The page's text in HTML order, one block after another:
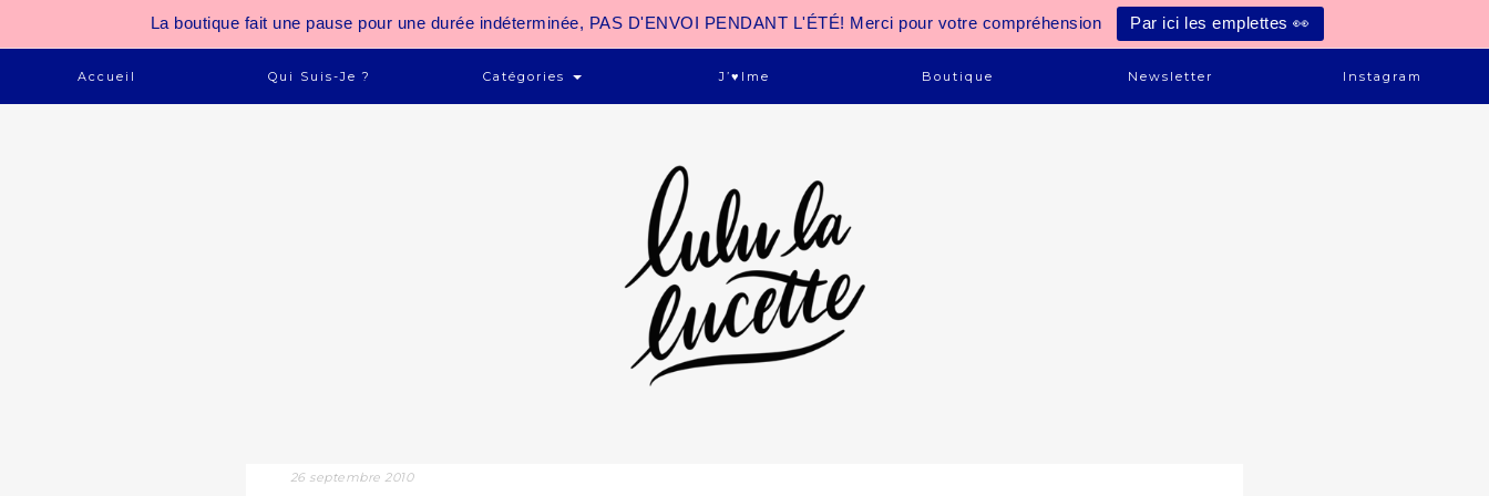
La boutique fait une pause pour une durée indéterminée, PAS D'ENVOI PENDANT L'ÉTÉ! Merci pour votre compréhension Par ici les emplettes 👀
Accueil Qui Suis-Je ? Catégories J’♥ime Boutique Newsletter Instagram
26 septembre 2010